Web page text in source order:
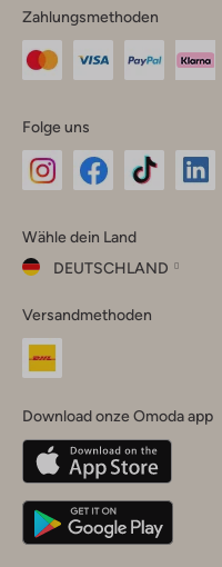
Zahlungsmethoden
Folge uns
Instagram
Facebook
TikTok
Wähle dein Land
DEUTSCHLAND
dein
Land
Belgique(Français)
Deutschland
Versandmethoden
Download onze Omoda app